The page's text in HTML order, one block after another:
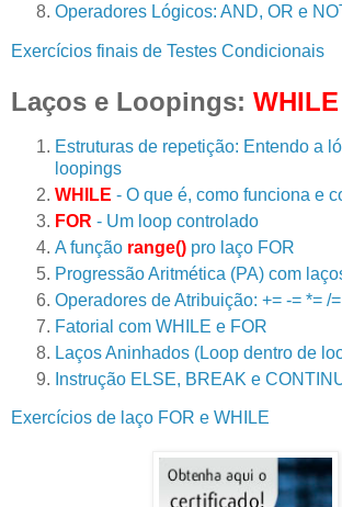
Operadores Lógicos: AND, OR e
Exercícios finais de Testes Condicionais
Laços e Loopings: WHILE
Estruturas de repetição: Entendo a
loopings
WHILE - O que é, como funciona e
FOR - Um loop controlado
A função range() pro laço FOR
Progressão Aritmética (PA) com
Operadores de Atribuição: += -= *= /
Fatorial com WHILE e FOR
Laços Aninhados (Loop dentro de
Instrução ELSE, BREAK e
Exercícios de laço FOR e WHILE